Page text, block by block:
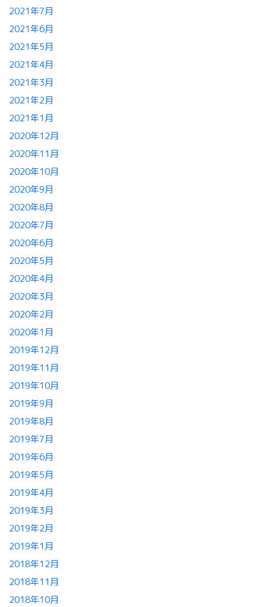
2021年7月
2021年6月
2021年5月
2021年4月
2021年3月
2021年2月
2021年1月
2020年12月
2020年11月
2020年10月
2020年9月
2020年8月
2020年7月
2020年6月
2020年5月
2020年4月
2020年3月
2020年2月
2020年1月
2019年12月
2019年11月
2019年10月
2019年9月
2019年8月
2019年7月
2019年6月
2019年5月
2019年4月
2019年3月
2019年2月
2019年1月
2018年12月
2018年11月
2018年10月